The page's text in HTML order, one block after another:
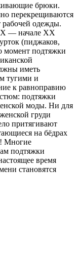
брюки.
перекрещиваются
рабочей одежды.
— начале XX
(пиджаков,
момент подтяжки
иметь
тугими и
к равноправию
подтяжки
моды. Ни для
груди
притягивают
на бёдрах
Многие
подтяжки
время
становятся